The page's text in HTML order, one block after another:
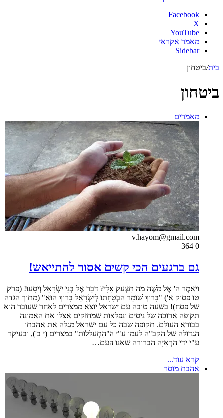
Facebook
X
YouTube
מאמר אקראי
Sidebar
בית/ביטחון
ביטחון
מאמרים
v.hayom@gmail.com
0
גם ברגעים הכי קשים אסור להתייאש!
וַיֹּאמֶר ה' אֶל מֹשֶׁה מַה תִּצְעַק אֵלָי? דַּבֵּר אֶל בְּנֵי יִשְׂרָאֵל וְיִסָּעוּ! (פרק
טו פסוק א') "בָּרוּךְ שׁוֹמֵר הַבְטָחָתוֹ לְיִשְׂרָאֵל בָּרוּךְ הוּא" (מתוך הגדה
של פסח)! בשעה טובה עם ישראל יוצא ממצרים לאחר שעובר הוא
תקופה ארוכה של ניסים ונפלאות שמחזקים אצלו את האמונה
בבורא העולם. תקופה שבה כל עם ישראל מגלה את אהבתו
הגדולה של הקב"ה לעמו ע"י ה"הִתְעללות" במצרים (י ב'), ובעיקר
ע"י ידי הרְאִיָּה הברורה שאנו העם…
קרא עוד...
אהבת מוסר